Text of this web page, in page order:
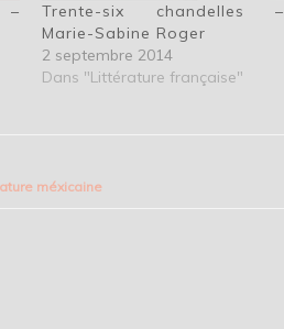
–
Trente-six chandelles –
Marie-Sabine Roger
2 septembre 2014
Dans "Littérature française"
méxicaine